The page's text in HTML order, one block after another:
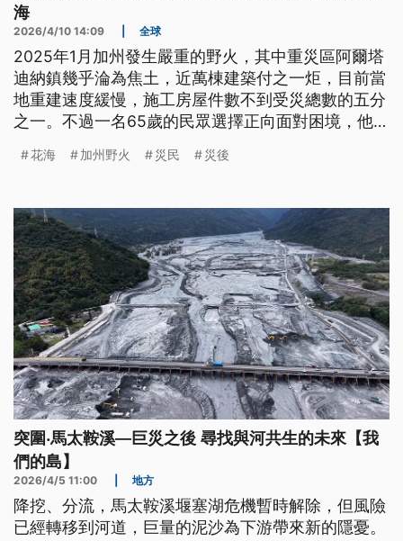
海
2026/4/10 14:09 全球
2025年1月加州發生嚴重的野火，其中重災區阿爾塔
迪納鎮幾乎淪為焦土，近萬棟建築付之一炬，目前當
地重建速度緩慢，施工房屋件數不到受災總數的五分
之一。不過一名65歲的民眾選擇正向面對困境，他自
700多處空地撒下2億5000萬顆州花加州罌粟的種
粟嬌弱中帶著韌性，也象徵災區浴火重生的希望。
花海 加州野火 災民 災後
突圍‧馬太鞍溪—巨災之後 尋找與河共生的未來【我
們的島】
2026/4/5 11:00 地方
降挖、分流，馬太鞍溪堰塞湖危機暫時解除，但風險
已經轉移到河道，巨量的泥沙為下游帶來新的隱憂。